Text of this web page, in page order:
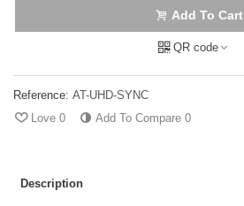
Add To Cart
QR code
Reference: AT-UHD-SYNC
Love 0 Add To Compare 0
Description